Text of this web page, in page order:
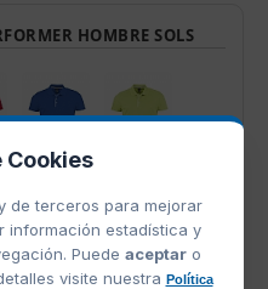
Cookies
de terceros para mejorar
información estadística y
Puede aceptar o
visite nuestra Política
HOMBRE SOLS
Azul Royal